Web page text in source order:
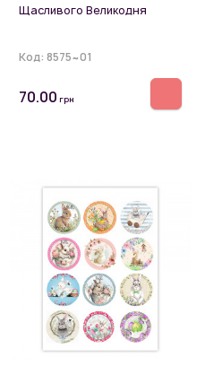
Щасливого Великодня
Код: 8575~01
70.00 грн